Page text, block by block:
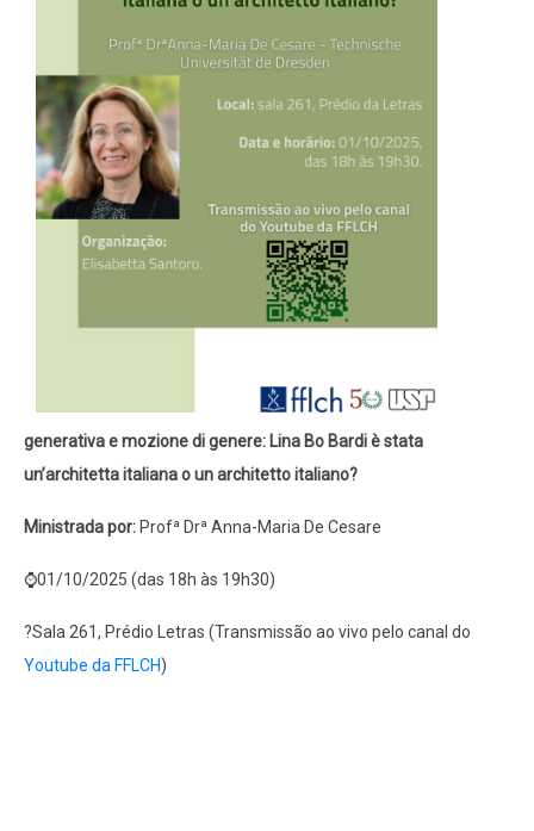
generativa e mozione di genere: Lina Bo Bardi è stata
un’architetta italiana o un architetto italiano?
Ministrada por: Profª Drª Anna-Maria De Cesare
⌚01/10/2025 (das 18h às 19h30)
?Sala 261, Prédio Letras (Transmissão ao vivo pelo canal do
Youtube da FFLCH)